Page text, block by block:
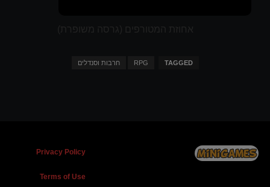
TAGGED
RPG חרבות וסנדלים
Privacy Policy
Terms of Use